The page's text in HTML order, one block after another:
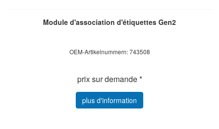
Module d'association d'étiquettes Gen2
OEM-Artikelnummern: 743508
prix sur demande *
plus d'information